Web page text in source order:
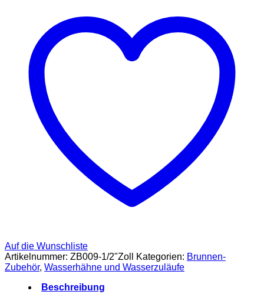
Auf die Wunschliste
Artikelnummer: ZB009-1/2"Zoll Kategorien: Brunnen-
Zubehör, Wasserhähne und Wasserzuläufe
Beschreibung